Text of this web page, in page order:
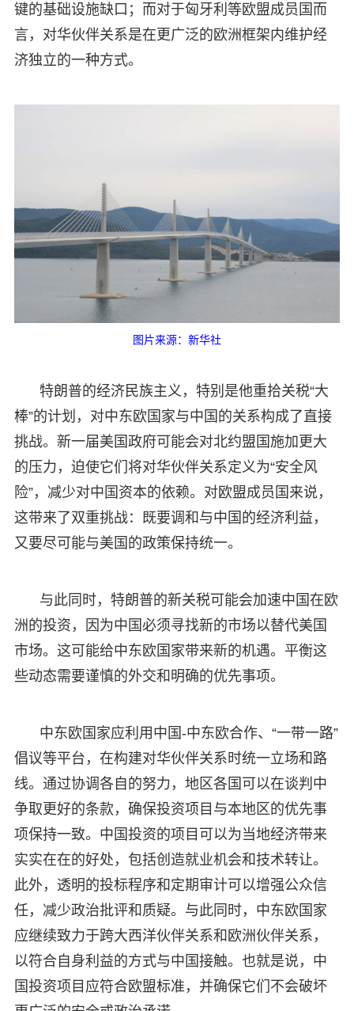
键的基础设施缺口；而对于匈牙利等欧盟成员国而
言，对华伙伴关系是在更广泛的欧洲框架内维护经
济独立的一种方式。
图片来源：新华社
特朗普的经济民族主义，特别是他重拾关税“大
棒”的计划，对中东欧国家与中国的关系构成了直接
挑战。新一届美国政府可能会对北约盟国施加更大
的压力，迫使它们将对华伙伴关系定义为“安全风
险”，减少对中国资本的依赖。对欧盟成员国来说，
这带来了双重挑战：既要调和与中国的经济利益，
又要尽可能与美国的政策保持统一。
与此同时，特朗普的新关税可能会加速中国在欧
洲的投资，因为中国必须寻找新的市场以替代美国
市场。这可能给中东欧国家带来新的机遇。平衡这
些动态需要谨慎的外交和明确的优先事项。
中东欧国家应利用中国-中东欧合作、“一带一路”
倡议等平台，在构建对华伙伴关系时统一立场和路
线。通过协调各自的努力，地区各国可以在谈判中
争取更好的条款，确保投资项目与本地区的优先事
项保持一致。中国投资的项目可以为当地经济带来
实实在在的好处，包括创造就业机会和技术转让。
此外，透明的投标程序和定期审计可以增强公众信
任，减少政治批评和质疑。与此同时，中东欧国家
应继续致力于跨大西洋伙伴关系和欧洲伙伴关系，
以符合自身利益的方式与中国接触。也就是说，中
国投资项目应符合欧盟标准，并确保它们不会破坏